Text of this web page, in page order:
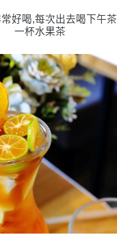
好喝,每次出去喝下午
一杯水果茶